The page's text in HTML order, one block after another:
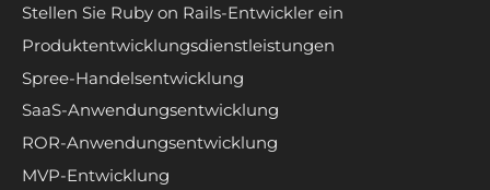
Stellen Sie Ruby on Rails-Entwickler ein
Produktentwicklungsdienstleistungen
Spree-Handelsentwicklung
SaaS-Anwendungsentwicklung
ROR-Anwendungsentwicklung
MVP-Entwicklung